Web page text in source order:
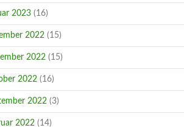
2023 (16)
2022 (15)
2022 (15)
2022 (16)
2022 (3)
2022 (14)